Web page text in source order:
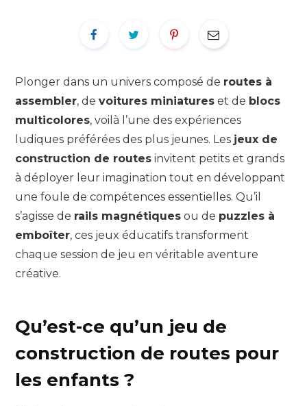
Plonger dans un univers composé de routes à
assembler, de voitures miniatures et de blocs
multicolores, voilà l’une des expériences
ludiques préférées des plus jeunes. Les jeux de
construction de routes invitent petits et grands
à déployer leur imagination tout en développant
une foule de compétences essentielles. Qu’il
s’agisse de rails magnétiques ou de puzzles à
emboîter, ces jeux éducatifs transforment
chaque session de jeu en véritable aventure
créative.
Qu’est-ce qu’un jeu de
construction de routes pour
les enfants ?